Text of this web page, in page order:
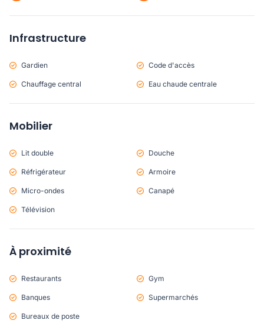
Infrastructure
Gardien Code d'accès
Chauffage central Eau chaude centrale
Mobilier
Lit double Douche
Réfrigérateur Armoire
Micro-ondes Canapé
Télévision
À proximité
Restaurants Gym
Banques Supermarchés
Bureaux de poste